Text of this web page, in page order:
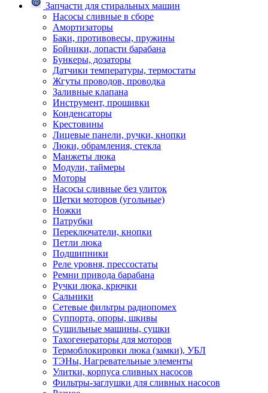
Запчасти для стиральных машин
Насосы сливные в сборе
Амортизаторы
Баки, противовесы, пружины
Бойники, лопасти барабана
Бункеры, дозаторы
Датчики температуры, термостаты
Жгуты проводов, проводка
Заливные клапана
Инструмент, прошивки
Конденсаторы
Крестовины
Лицевые панели, ручки, кнопки
Люки, обрамления, стекла
Манжеты люка
Модули, таймеры
Моторы
Насосы сливные без улиток
Щетки моторов (угольные)
Ножки
Патрубки
Переключатели, кнопки
Петли люка
Подшипники
Реле уровня, прессостаты
Ремни привода барабана
Ручки люка, крючки
Сальники
Сетевые фильтры радиопомех
Суппорта, опоры, шкивы
Сушильные машины, сушки
Тахогенераторы для моторов
Термоблокировки люка (замки), УБЛ
ТЭНы, Нагревательные элементы
Улитки, корпуса сливных насосов
Фильтры-заглушки для сливных насосов